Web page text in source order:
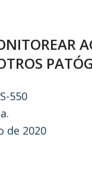
550
de 2020